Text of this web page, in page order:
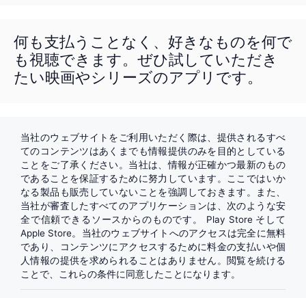
何も支払うことなく、好きなものを何で
も視聴できます。ぜひ試していただき
たい映画やシリーズのアプリです。
当社のウェブサイトをご利用いただく際は、提供されるすべ
てのコンテンツはあくまでも情報提供のみを目的としている
ことをご了承ください。当社は、情報が正確かつ最新のもの
であることを保証するために努力しています。ここではいか
なる製品も販売していないことを強調しておきます。また、
当社が審査したすべてのアプリケーションは、次のような安
全で信頼できるソースからのものです。 Play Storeそして
Apple Store。当社のウェブサイトへのアクセスは完全に無料
であり、コンテンツにアクセスするために料金の支払いや個
人情報の提供を求められることはありません。閲覧を続ける
ことで、これらの条件に同意したことになります。